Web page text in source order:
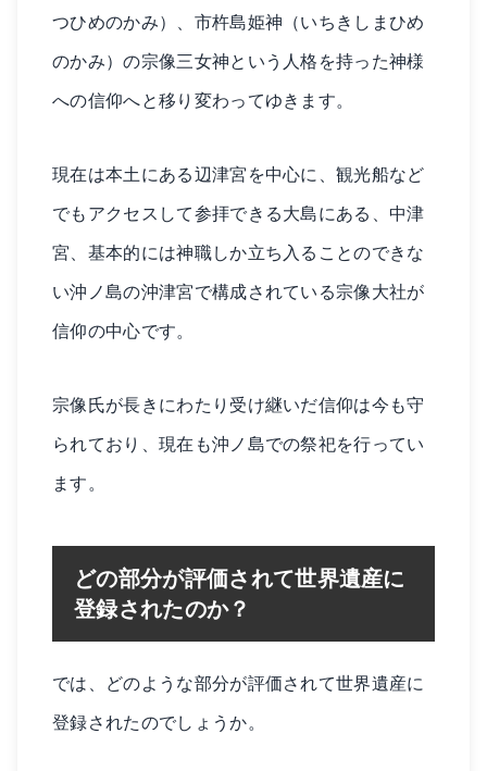
つひめのかみ）、市杵島姫神（いちきしまひめ
のかみ）の宗像三女神という人格を持った神様
への信仰へと移り変わってゆきます。
現在は本土にある辺津宮を中心に、観光船など
でもアクセスして参拝できる大島にある、中津
宮、基本的には神職しか立ち入ることのできな
い沖ノ島の沖津宮で構成されている宗像大社が
信仰の中心です。
宗像氏が長きにわたり受け継いだ信仰は今も守
られており、現在も沖ノ島での祭祀を行ってい
ます。
どの部分が評価されて世界遺産に
登録されたのか？
では、どのような部分が評価されて世界遺産に
登録されたのでしょうか。